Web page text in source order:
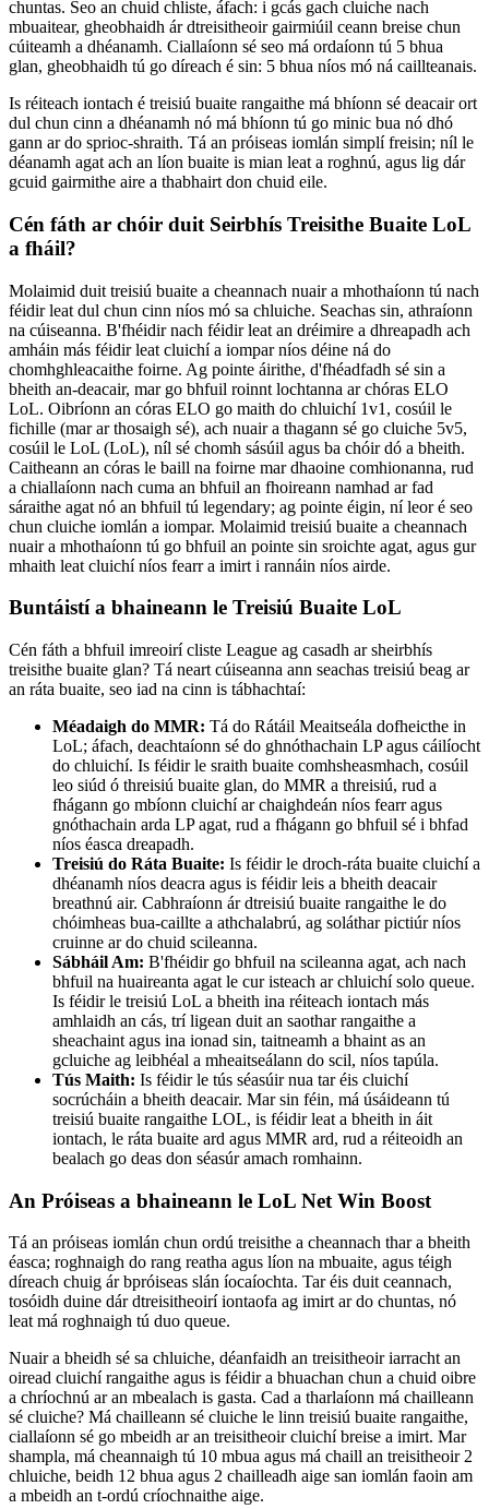
chuntas. Seo an chuid chliste, áfach: i gcás gach cluiche nach
mbuaitear, gheobhaidh ár dtreisitheoir gairmiúil ceann breise chun
cúiteamh a dhéanamh. Ciallaíonn sé seo má ordaíonn tú 5 bhua
glan, gheobhaidh tú go díreach é sin: 5 bhua níos mó ná caillteanais.
Is réiteach iontach é treisiú buaite rangaithe má bhíonn sé deacair ort
dul chun cinn a dhéanamh nó má bhíonn tú go minic bua nó dhó
gann ar do sprioc-shraith. Tá an próiseas iomlán simplí freisin; níl le
déanamh agat ach an líon buaite is mian leat a roghnú, agus lig dár
gcuid gairmithe aire a thabhairt don chuid eile.
Cén fáth ar chóir duit Seirbhís Treisithe Buaite LoL
a fháil?
Molaimid duit treisiú buaite a cheannach nuair a mhothaíonn tú nach
féidir leat dul chun cinn níos mó sa chluiche. Seachas sin, athraíonn
na cúiseanna. B'fhéidir nach féidir leat an dréimire a dhreapadh ach
amháin más féidir leat cluichí a iompar níos déine ná do
chomhghleacaithe foirne. Ag pointe áirithe, d'fhéadfadh sé sin a
bheith an-deacair, mar go bhfuil roinnt lochtanna ar chóras ELO
LoL. Oibríonn an córas ELO go maith do chluichí 1v1, cosúil le
fichille (mar ar thosaigh sé), ach nuair a thagann sé go cluiche 5v5,
cosúil le LoL (LoL), níl sé chomh sásúil agus ba chóir dó a bheith.
Caitheann an córas le baill na foirne mar dhaoine comhionanna, rud
a chiallaíonn nach cuma an bhfuil an fhoireann namhad ar fad
sáraithe agat nó an bhfuil tú legendary; ag pointe éigin, ní leor é seo
chun cluiche iomlán a iompar. Molaimid treisiú buaite a cheannach
nuair a mhothaíonn tú go bhfuil an pointe sin sroichte agat, agus gur
mhaith leat cluichí níos fearr a imirt i rannáin níos airde.
Buntáistí a bhaineann le Treisiú Buaite LoL
Cén fáth a bhfuil imreoirí cliste League ag casadh ar sheirbhís
treisithe buaite glan? Tá neart cúiseanna ann seachas treisiú beag ar
an ráta buaite, seo iad na cinn is tábhachtaí:
Méadaigh do MMR: Tá do Rátáil Meaitseála dofheicthe in
LoL; áfach, deachtaíonn sé do ghnóthachain LP agus cáilíocht
do chluichí. Is féidir le sraith buaite comhsheasmhach, cosúil
leo siúd ó threisiú buaite glan, do MMR a threisiú, rud a
fhágann go mbíonn cluichí ar chaighdeán níos fearr agus
gnóthachain arda LP agat, rud a fhágann go bhfuil sé i bhfad
níos éasca dreapadh.
Treisiú do Ráta Buaite: Is féidir le droch-ráta buaite cluichí a
dhéanamh níos deacra agus is féidir leis a bheith deacair
breathnú air. Cabhraíonn ár dtreisiú buaite rangaithe le do
chóimheas bua-caillte a athchalabrú, ag soláthar pictiúr níos
cruinne ar do chuid scileanna.
Sábháil Am: B'fhéidir go bhfuil na scileanna agat, ach nach
bhfuil na huaireanta agat le cur isteach ar chluichí solo queue.
Is féidir le treisiú LoL a bheith ina réiteach iontach más
amhlaidh an cás, trí ligean duit an saothar rangaithe a
sheachaint agus ina ionad sin, taitneamh a bhaint as an
gcluiche ag leibhéal a mheaitseálann do scil, níos tapúla.
Tús Maith: Is féidir le tús séasúir nua tar éis cluichí
socrúcháin a bheith deacair. Mar sin féin, má úsáideann tú
treisiú buaite rangaithe LOL, is féidir leat a bheith in áit
iontach, le ráta buaite ard agus MMR ard, rud a réiteoidh an
bealach go deas don séasúr amach romhainn.
An Próiseas a bhaineann le LoL Net Win Boost
Tá an próiseas iomlán chun ordú treisithe a cheannach thar a bheith
éasca; roghnaigh do rang reatha agus líon na mbuaite, agus téigh
díreach chuig ár bpróiseas slán íocaíochta. Tar éis duit ceannach,
tosóidh duine dár dtreisitheoirí iontaofa ag imirt ar do chuntas, nó
leat má roghnaigh tú duo queue.
Nuair a bheidh sé sa chluiche, déanfaidh an treisitheoir iarracht an
oiread cluichí rangaithe agus is féidir a bhuachan chun a chuid oibre
a chríochnú ar an mbealach is gasta. Cad a tharlaíonn má chailleann
sé cluiche? Má chailleann sé cluiche le linn treisiú buaite rangaithe,
ciallaíonn sé go mbeidh ar an treisitheoir cluichí breise a imirt. Mar
shampla, má cheannaigh tú 10 mbua agus má chaill an treisitheoir 2
chluiche, beidh 12 bhua agus 2 chailleadh aige san iomlán faoin am
a mbeidh an t-ordú críochnaithe aige.